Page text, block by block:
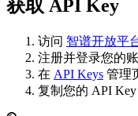
获取 API Key
访问 智谱开放平
注册并登录您的
在 API Keys 管理
复制您的 API